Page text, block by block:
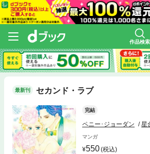
作品検索
最新刊 セカンド・ラブ
完結
ペニー･ジョーダン 星
マンガ
550(税込)